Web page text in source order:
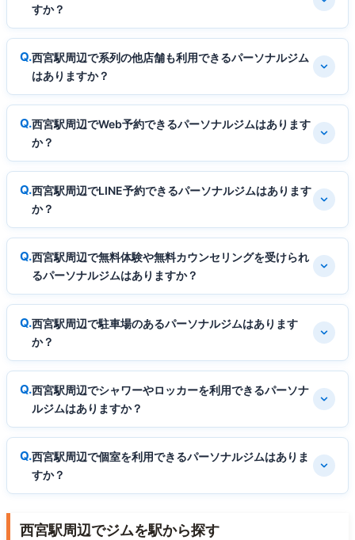
すか？
西宮駅周辺で系列の他店舗も利用できるパーソナルジム
はありますか？
西宮駅周辺でWeb予約できるパーソナルジムはあります
か？
西宮駅周辺でLINE予約できるパーソナルジムはあります
か？
西宮駅周辺で無料体験や無料カウンセリングを受けられ
るパーソナルジムはありますか？
西宮駅周辺で駐車場のあるパーソナルジムはあります
か？
西宮駅周辺でシャワーやロッカーを利用できるパーソナ
ルジムはありますか？
西宮駅周辺で個室を利用できるパーソナルジムはありま
すか？
西宮駅周辺でジムを駅から探す